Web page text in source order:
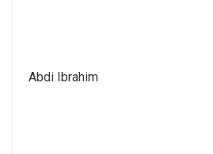
Abdi Ibrahim